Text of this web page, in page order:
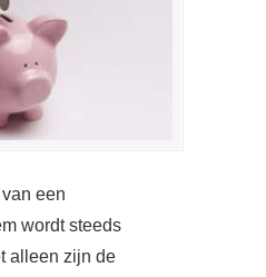
een
wordt steeds
alleen zijn de